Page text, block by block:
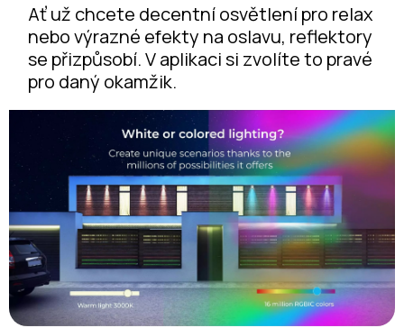
Ať už chcete decentní osvětlení pro relax
nebo výrazné efekty na oslavu, reflektory
se přizpůsobí. V aplikaci si zvolíte to pravé
pro daný okamžik.